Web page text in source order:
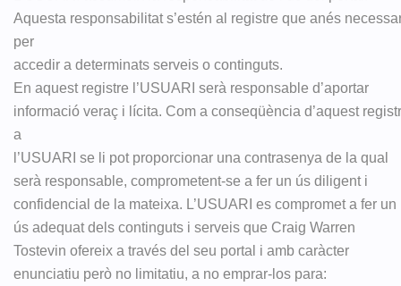
Aquesta responsabilitat s’estén al registre que anés
per
accedir a determinats serveis o continguts.
En aquest registre l’USUARI serà responsable d’aportar
informació veraç i lícita. Com a conseqüència d’aquest
a
l’USUARI se li pot proporcionar una contrasenya de la qual
serà responsable, comprometent-se a fer un ús diligent i
confidencial de la mateixa. L’USUARI es compromet a fer un
ús adequat dels continguts i serveis que Craig Warren
Tostevin ofereix a través del seu portal i amb caràcter
enunciatiu però no limitatiu, a no emprar-los para: